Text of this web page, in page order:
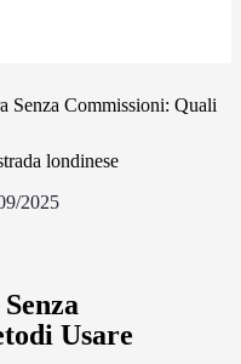
Senza Commissioni: Quali
2025
Usare